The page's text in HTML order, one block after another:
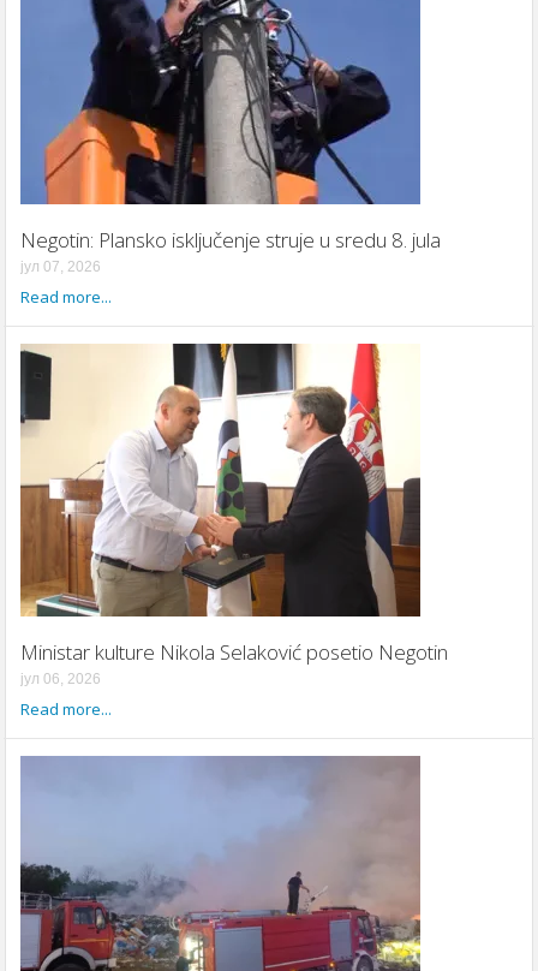
Negotin: Plansko isključenje struje u sredu 8. jula
јул 07, 2026
Read more...
Ministar kulture Nikola Selaković posetio Negotin
јул 06, 2026
Read more...